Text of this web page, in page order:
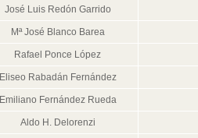
José Luis Redón Garrido
Mª José Blanco Barea
Rafael Ponce López
Eliseo Rabadán Fernández
Emiliano Fernández Rueda
Aldo H. Delorenzi